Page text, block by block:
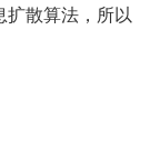
散算法，所以